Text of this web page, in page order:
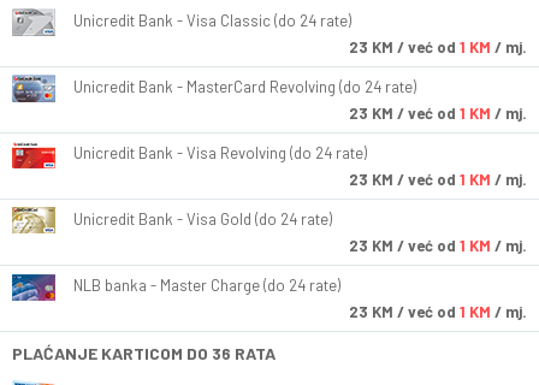
Unicredit Bank - Visa Classic (do 24 rate)
23 KM / već od 1 KM / mj.
Unicredit Bank - MasterCard Revolving (do 24 rate)
23 KM / već od 1 KM / mj.
Unicredit Bank - Visa Revolving (do 24 rate)
23 KM / već od 1 KM / mj.
Unicredit Bank - Visa Gold (do 24 rate)
23 KM / već od 1 KM / mj.
NLB banka - Master Charge (do 24 rate)
23 KM / već od 1 KM / mj.
PLAĆANJE KARTICOM DO 36 RATA